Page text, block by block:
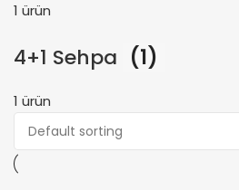
1 ürün
4+1 Sehpa (1)
1 ürün